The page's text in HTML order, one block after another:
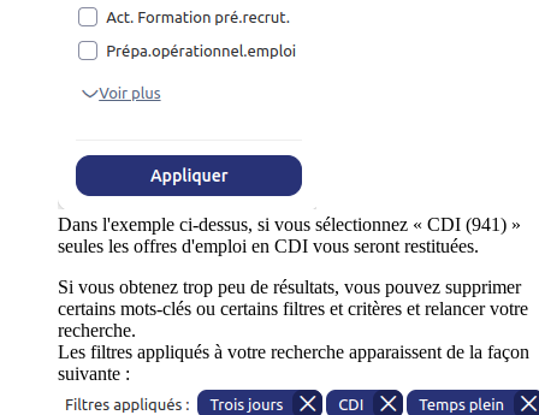
Dans l'exemple ci-dessus, si vous sélectionnez « CDI (941) »
seules les offres d'emploi en CDI vous seront restituées.
Si vous obtenez trop peu de résultats, vous pouvez supprimer
certains mots-clés ou certains filtres et critères et relancer votre
recherche.
Les filtres appliqués à votre recherche apparaissent de la façon
suivante :